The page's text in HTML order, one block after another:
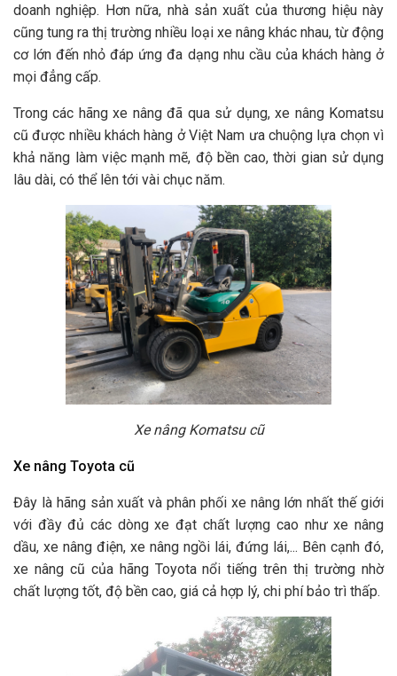
doanh nghiệp. Hơn nữa, nhà sản xuất của thương hiệu này
cũng tung ra thị trường nhiều loại xe nâng khác nhau, từ động
cơ lớn đến nhỏ đáp ứng đa dạng nhu cầu của khách hàng ở
mọi đẳng cấp.
Trong các hãng xe nâng đã qua sử dụng, xe nâng Komatsu
cũ được nhiều khách hàng ở Việt Nam ưa chuộng lựa chọn vì
khả năng làm việc mạnh mẽ, độ bền cao, thời gian sử dụng
lâu dài, có thể lên tới vài chục năm.
Xe nâng Komatsu cũ
Xe nâng Toyota cũ
Đây là hãng sản xuất và phân phối xe nâng lớn nhất thế giới
với đầy đủ các dòng xe đạt chất lượng cao như xe nâng
dầu, xe nâng điện, xe nâng ngồi lái, đứng lái,... Bên cạnh đó,
xe nâng cũ của hãng Toyota nổi tiếng trên thị trường nhờ
chất lượng tốt, độ bền cao, giá cả hợp lý, chi phí bảo trì thấp.